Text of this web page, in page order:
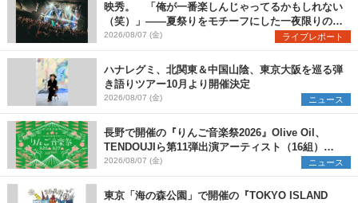
映秀。 「俺が一番楽しんじゃってるかもしれない
（笑）」――夏祭りをモチーフにした一夜限りのス
ペシャルライブ『色祭』レポート
2026/08/07 (金) ライブレポート
ハナレグミ、北関東＆中国山陰、東京大阪を巡る弾
き語りツアー10月より開催決定
2026/08/07 (金) ニュース
長野で開催の『りんご音楽祭2026』Olive Oil、
TENDOUJIら第11弾出演アーティスト（16組）を
発表
2026/08/07 (金) ニュース
東京「海の森公園」で開催の『TOKYO ISLAND